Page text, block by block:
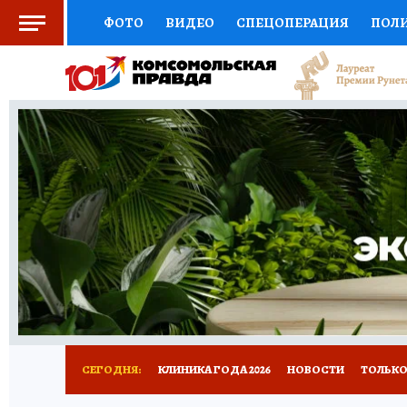
ФОТО ВИДЕО СПЕЦОПЕРАЦИЯ
СОЦПОДДЕРЖКА НАУКА СПОРТ
ВЫБОР ЭКСПЕРТОВ ДОКТОР
КНИЖНАЯ ПОЛКА ПРОГНОЗЫ НА СПОРТ
ПРЕСС-ЦЕНТР НЕДВИЖИМОСТЬ
РАДИО КП РЕКЛАМА ТЕСТЫ НОВОЕ
СЕГОДНЯ: КЛИНИКА ГОДА 2026 НОВОСТИ